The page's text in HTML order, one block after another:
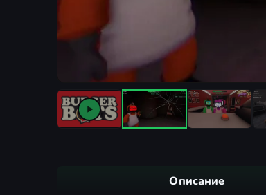
Описание